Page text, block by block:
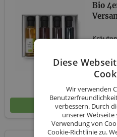
Bio
In den
Diese
Wir verwenden
verbessern. Durch
unserer
Verwendung von
Cookie-Richtlinie zu.